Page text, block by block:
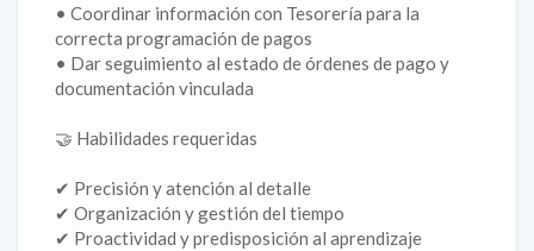
• Coordinar información con Tesorería para la
correcta programación de pagos
• Dar seguimiento al estado de órdenes de pago y
documentación vinculada
🤝 Habilidades requeridas
✔ Precisión y atención al detalle
✔ Organización y gestión del tiempo
✔ Proactividad y predisposición al aprendizaje